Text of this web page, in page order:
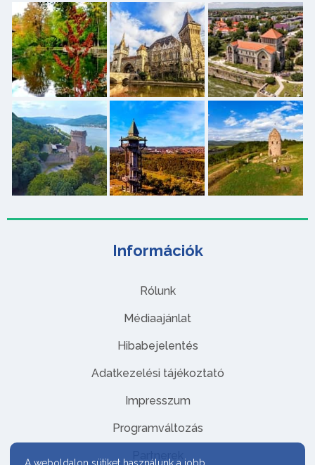
Információk
Rólunk
Médiaajánlat
Hibabejelentés
Adatkezelési tájékoztató
Impresszum
Programváltozás
Partnerek